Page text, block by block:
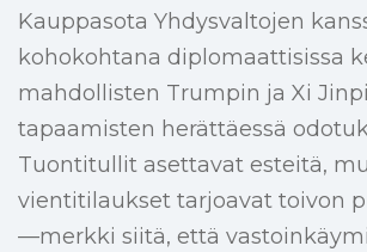
Kauppasota Yhdysvaltojen
kohokohtana diplomaattisissa
mahdollisten Trumpin ja Xi
tapaamisten herättäessä
Tuontitullit asettavat esteitä,
vientitilaukset tarjoavat toivon
—merkki siitä, että